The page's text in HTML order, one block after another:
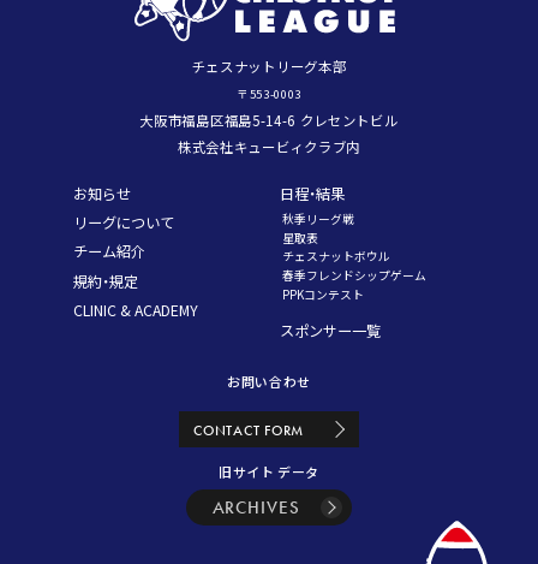
チェスナットリーグ本部
〒553-0003
大阪市福島区福島5-14-6 クレセントビル
株式会社キュービィクラブ内
お知らせ
リーグについて
チーム紹介
規約・規定
CLINIC & ACADEMY
日程・結果
秋季リーグ戦
星取表
チェスナットボウル
春季フレンドシップゲーム
PPKコンテスト
スポンサー一覧
お問い合わせ
CONTACT FORM
旧サイト データ
ARCHIVES